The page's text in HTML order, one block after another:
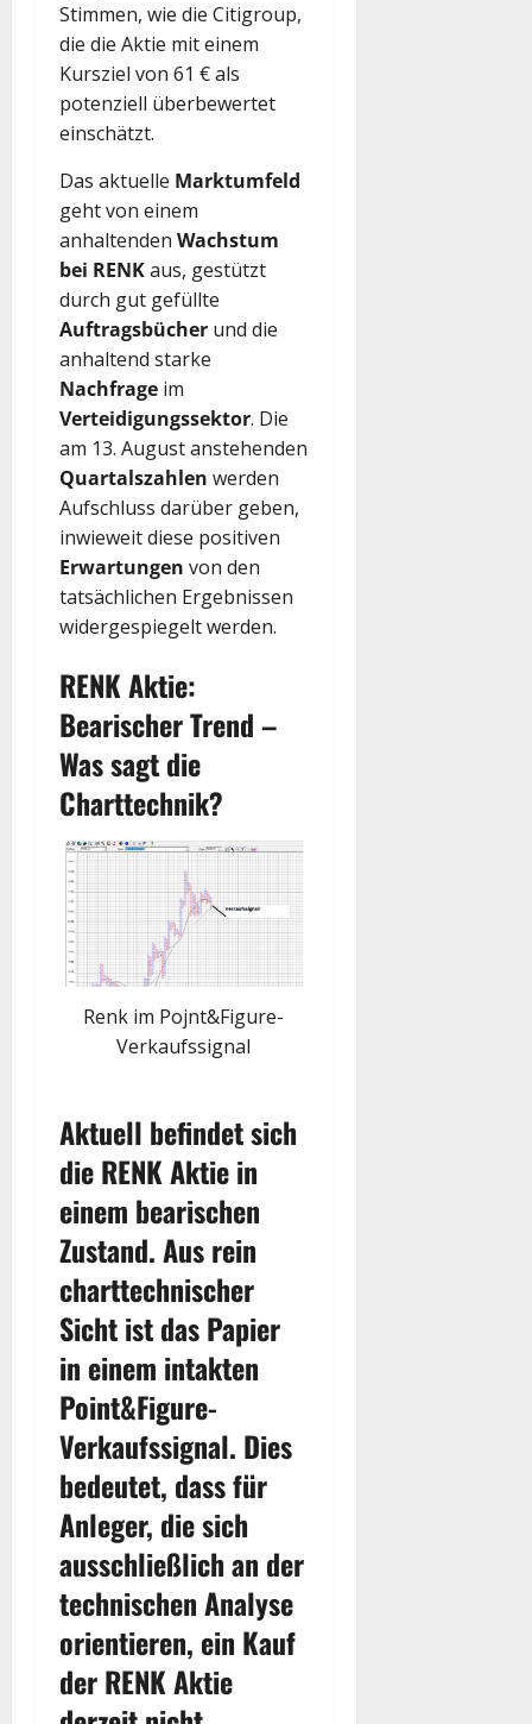
Stimmen, wie die Citigroup,
die die Aktie mit einem
Kursziel von 61 € als
potenziell überbewertet
einschätzt.
Das aktuelle Marktumfeld
geht von einem
anhaltenden Wachstum
bei RENKaus, gestützt
durch gut gefüllte
Auftragsbücher und die
anhaltend starke
Nachfrage im
Verteidigungssektor. Die
am 13. August anstehenden
Quartalszahlen werden
Aufschluss darüber geben,
inwieweit diese positiven
Erwartungen von den
tatsächlichen Ergebnissen
widergespiegelt werden.
RENK Aktie:
Bearischer Trend –
Was sagt die
Charttechnik?
Renk im Pojnt&Figure-
Verkaufssignal
Aktuell befindet sich
die RENK Aktie in
einem bearischen
Zustand. Aus rein
charttechnischer
Sicht ist das Papier
in einem intakten
Point&Figure-
Verkaufssignal. Dies
bedeutet, dass für
Anleger, die sich
ausschließlich an der
technischen Analyse
orientieren, ein Kauf
der RENK Aktie